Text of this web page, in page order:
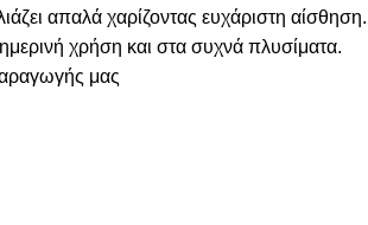
απαλά χαρίζοντας ευχάριστη αίσθηση.
χρήση και στα συχνά πλυσίματα.
μας